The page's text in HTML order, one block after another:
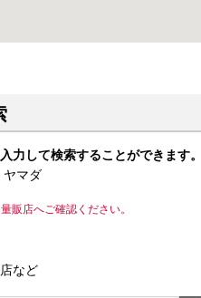
力して検索することができます。
マダ
販店へご確認ください。
など